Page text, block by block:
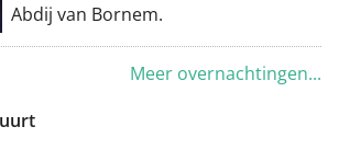
Abdij van Bornem.
Meer overnachtingen...